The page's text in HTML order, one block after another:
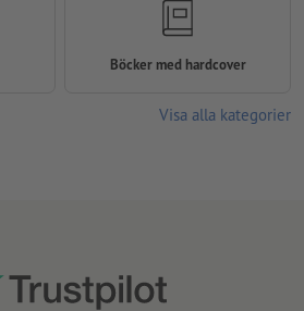
Böcker med hardcover
Visa alla kategorier